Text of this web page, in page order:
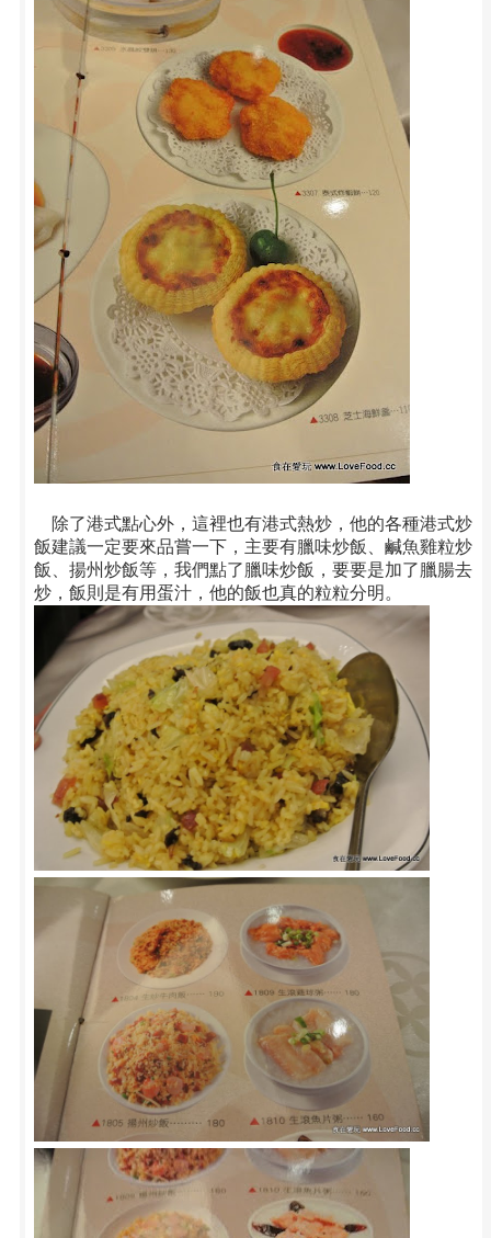
除了港式點心外，這裡也有港式熱炒，他的各種港式炒
飯建議一定要來品嘗一下，主要有臘味炒飯、鹹魚雞粒炒
飯、揚州炒飯等，我們點了臘味炒飯，要要是加了臘腸去
炒，飯則是有用蛋汁，他的飯也真的粒粒分明。